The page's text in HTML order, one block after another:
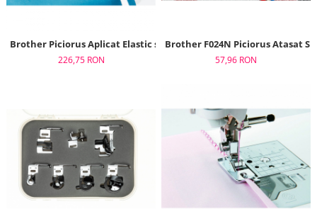
Brother Piciorus Aplicat Elastic si Bentite (Triplock)
226,75 RON
Brother F024N Piciorus Atasat
57,96 RON